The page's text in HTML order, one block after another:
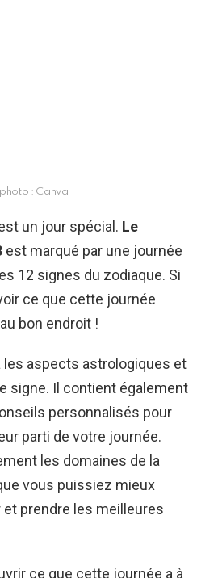
: Canva
un jour spécial. Le
est marqué par une journée
12 signes du zodiaque. Si
ce que cette journée
bon endroit !
les aspects astrologiques et
signe. Il contient également
personnalisés pour
parti de votre journée.
les domaines de la
vous puissiez mieux
prendre les meilleures
ce que cette journée a à